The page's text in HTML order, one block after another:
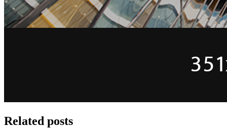
Related posts